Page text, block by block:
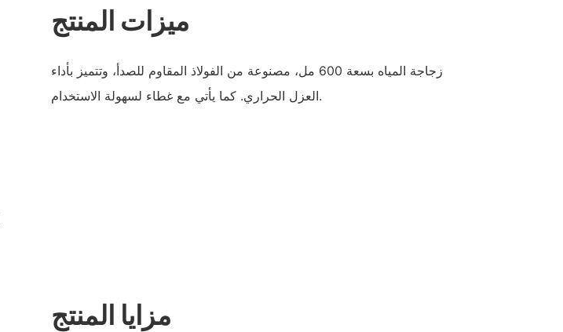
ميزات المنتج
زجاجة المياه بسعة 600 مل، مصنوعة من الفولاذ المقاوم للصدأ، وتتميز بأداء
العزل الحراري. كما يأتي مع غطاء لسهولة الاستخدام.
مزايا المنتج